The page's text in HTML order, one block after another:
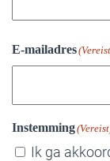
E-mailadres
Instemming
Ik ga